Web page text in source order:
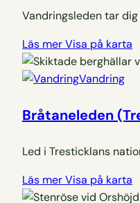
Vandringsleden tar
Läs merVisa på karta
Vandring
Bråtaneleden
Led i Tresticklans
Läs merVisa på karta